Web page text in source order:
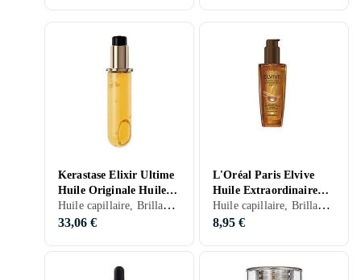
Kerastase Elixir Ultime
Huile Originale Huile
capillaire 75ml
Huile capillaire, Brillance, Ecran thermique, Anti-frisottis, Secs, Frisés, 75 ml/g
33,06 €
L'Oréal Paris Elvive
Huile Extraordinaire
Cheveux Très Secs
100ml
Huile capillaire, Brillance, Hydratant/Adoucissant, Secs, Colorés, 100 ml/g
8,95 €